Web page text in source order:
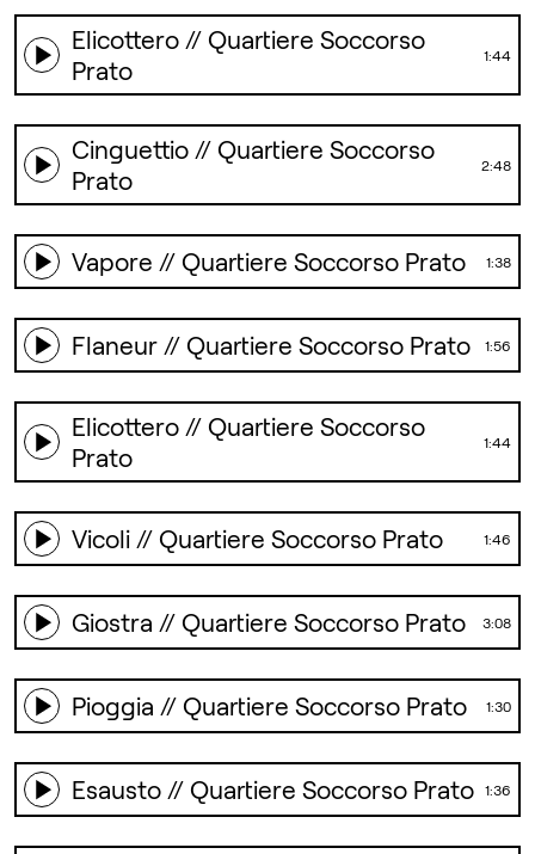
Elicottero // Quartiere Soccorso
Prato
1:44
Cinguettio // Quartiere Soccorso
Prato
2:48
Vapore // Quartiere Soccorso Prato 1:38
Flaneur // Quartiere Soccorso Prato 1:56
Elicottero // Quartiere Soccorso
Prato
1:44
Vicoli // Quartiere Soccorso Prato 1:46
Giostra // Quartiere Soccorso Prato 3:08
Pioggia // Quartiere Soccorso Prato 1:30
Esausto // Quartiere Soccorso Prato 1:36